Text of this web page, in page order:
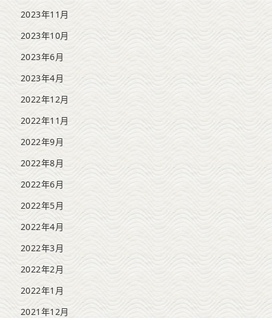
2023年11月
2023年10月
2023年6月
2023年4月
2022年12月
2022年11月
2022年9月
2022年8月
2022年6月
2022年5月
2022年4月
2022年3月
2022年2月
2022年1月
2021年12月